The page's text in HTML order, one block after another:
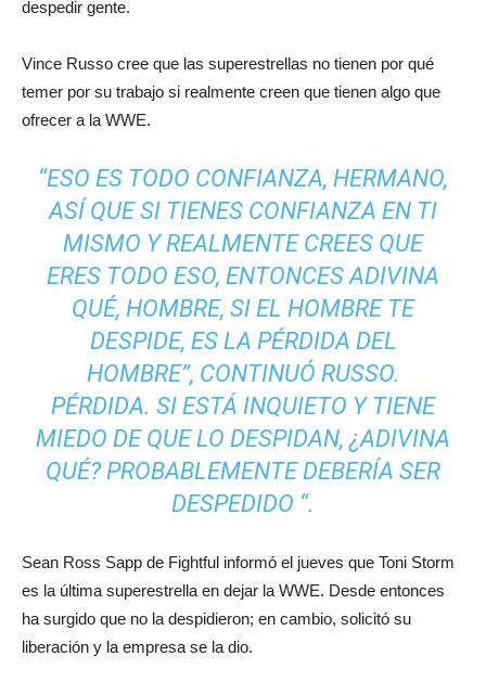
despedir gente.
Vince Russo cree que las superestrellas no tienen por qué
temer por su trabajo si realmente creen que tienen algo que
ofrecer a la WWE.
“ESO ES TODO CONFIANZA, HERMANO,
ASÍ QUE SI TIENES CONFIANZA EN TI
MISMO Y REALMENTE CREES QUE
ERES TODO ESO, ENTONCES ADIVINA
QUÉ, HOMBRE, SI EL HOMBRE TE
DESPIDE, ES LA PÉRDIDA DEL
HOMBRE”, CONTINUÓ RUSSO.
PÉRDIDA. SI ESTÁ INQUIETO Y TIENE
MIEDO DE QUE LO DESPIDAN, ¿ADIVINA
QUÉ? PROBABLEMENTE DEBERÍA SER
DESPEDIDO “.
Sean Ross Sapp de Fightful informó el jueves que Toni Storm
es la última superestrella en dejar la WWE. Desde entonces
ha surgido que no la despidieron; en cambio, solicitó su
liberación y la empresa se la dio.